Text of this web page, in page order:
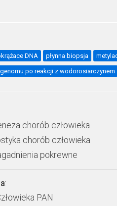
DNA płynna biopsja
po reakcji z wodorosiarczynem
chorób człowieka
chorób człowieka
pokrewne
:
PAN